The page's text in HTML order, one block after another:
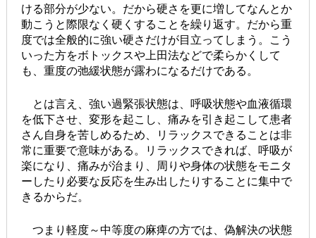
ける部分が少ない。だから硬さを更に増してなんとか
動こうと際限なく硬くすることを繰り返す。だから重
度では全般的に強い硬さだけが目立ってしまう。こう
いった方をボトックスや上田法などで柔らかくして
も、重度の弛緩状態が露わになるだけである。
とは言え、強い過緊張状態は、呼吸状態や血液循環
を低下させ、変形を起こし、痛みを引き起こして患者
さん自身を苦しめるため、リラックスできることは非
常に重要で意味がある。リラックスできれば、呼吸が
楽になり、痛みが治まり、周りや身体の状態をモニタ
ーしたり必要な反応を生み出したりすることに集中で
きるからだ。
つまり軽度～中等度の麻痺の方では、偽解決の状態